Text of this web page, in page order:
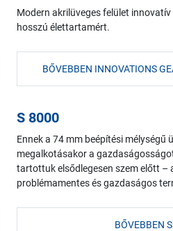
Modern akrilüveges felület
hosszú élettartamért.
BŐVEBBEN INNOVATIONS
S 8000
Ennek a 74 mm beépítési mélységű
megalkotásakor a
tartottuk elsődlegesen szem előtt –
problémamentes és gazdaságos
BŐVEBBEN